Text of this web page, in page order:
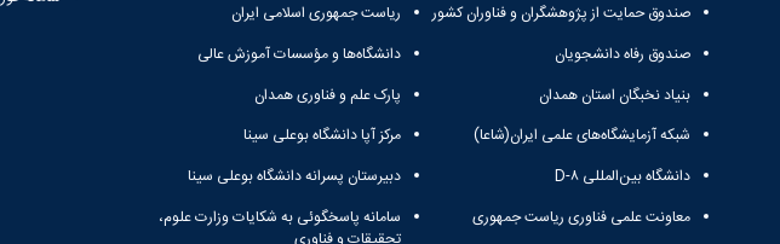
صندوق حمایت از پژوهشگران و فناوران کشور
صندوق رفاه دانشجویان
بنیاد نخبگان استان همدان
شبکه آزمایشگاه‌های علمی ایران(شاعا)
دانشگاه بین‌المللی D-۸
معاونت علمی فناوری ریاست جمهوری
ریاست جمهوری اسلامی ایران
دانشگاه‌ها و مؤسسات آموزش عالی
پارک علم و فناوری همدان
مرکز آپا دانشگاه بوعلی سینا
دبیرستان پسرانه دانشگاه بوعلی سینا
سامانه پاسخگوئی به شکایات وزارت علوم،
تحقیقات و فناوری